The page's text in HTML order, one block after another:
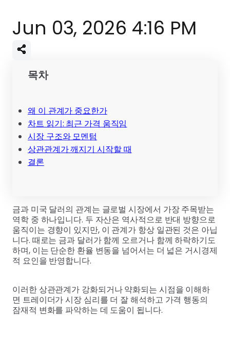
Jun 03, 2026 4:16 PM
목차
왜 이 관계가 중요한가
차트 읽기: 최근 가격 움직임
시장 구조와 모멘텀
상관관계가 깨지기 시작할 때
결론
금과 미국 달러의 관계는 글로벌 시장에서 가장 주목받는
역학 중 하나입니다. 두 자산은 역사적으로 반대 방향으로
움직이는 경향이 있지만, 이 관계가 항상 일관된 것은 아닙
니다. 때로는 금과 달러가 함께 오르거나 함께 하락하기도
하며, 이는 단순한 환율 변동을 넘어서는 더 넓은 거시경제
적 요인을 반영합니다.
이러한 상관관계가 강화되거나 약화되는 시점을 이해하
면 트레이더가 시장 심리를 더 잘 해석하고 가격 행동의
잠재적 변화를 파악하는 데 도움이 됩니다.